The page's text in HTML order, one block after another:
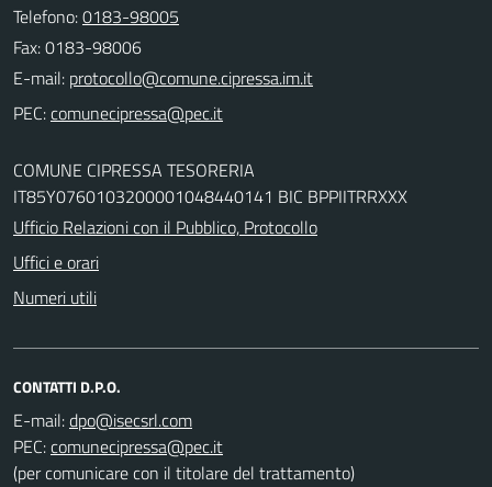
Telefono:0183-98005
Fax: 0183-98006
E-mail:
PEC:
COMUNE CIPRESSA TESORERIA
IT85Y0760103200001048440141 BIC BPPIITRRXXX
Ufficio Relazioni con il Pubblico, Protocollo
Uffici e orari
Numeri utili
CONTATTI D.P.O.
E-mail:
PEC:
(per comunicare con il titolare del trattamento)